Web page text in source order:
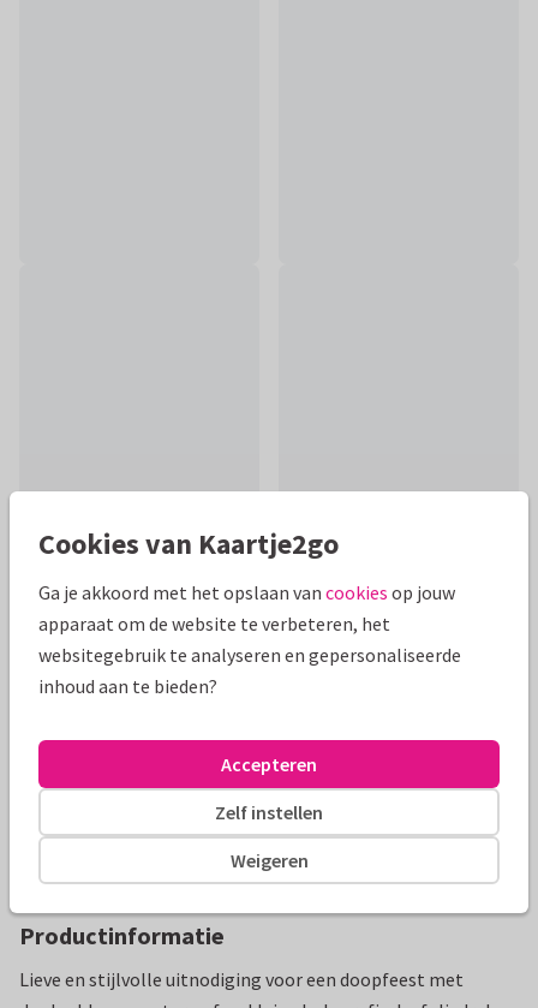
Mooie extra's bij je kaart
Productinformatie
Lieve en stijlvolle uitnodiging voor een doopfeest met
Cookies van Kaartje2go
Ga je akkoord met het opslaan van cookies op jouw
apparaat om de website te verbeteren, het
websitegebruik te analyseren en gepersonaliseerde
inhoud aan te bieden?
Weigeren
Zelf instellen
Accepteren